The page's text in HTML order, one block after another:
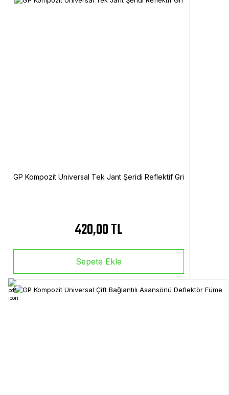
GP Kompozit Universal Tek Jant Şeridi Reflektif Gri
420,00 TL
Sepete Ekle